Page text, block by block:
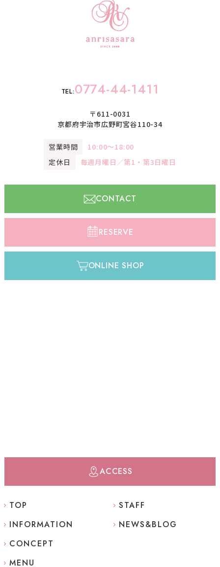
TEL:0774-44-1411
〒611-0031
京都府宇治市広野町宮谷110-34
営業時間
10:00〜18:00
定休日
毎週月曜日／第1・第3日曜日
CONTACT
RESERVE
ONLINE SHOP
ACCESS
TOP
INFORMATION
CONCEPT
STAFF
NEWS&BLOG
MENU